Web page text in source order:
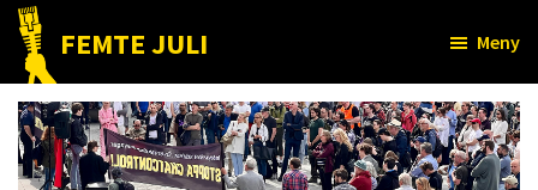
Hoppa
huvudinnehåll
Hoppa
det
primära
sidofältet
FEMTE JULI
Nätet
till
folket!
Meny